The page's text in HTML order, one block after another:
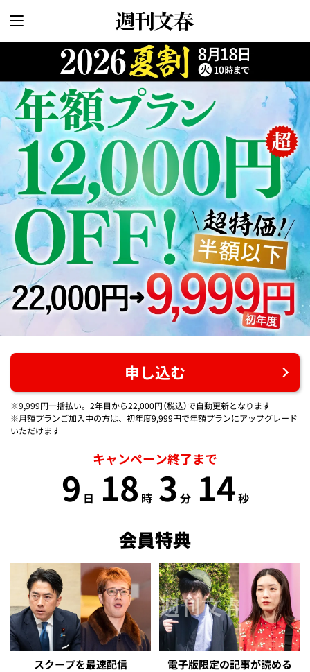
申し込む
※9,999円一括払い。2年目から22,000円（税込）で自動更新となります
※月額プランご加入中の方は、初年度9,999円で年額プランにアップグレード
いただけます
キャンペーン終了まで
9 日 18 時 3 分 13秒
会員特典
スクープを最速配信
電子版限定の記事が読める